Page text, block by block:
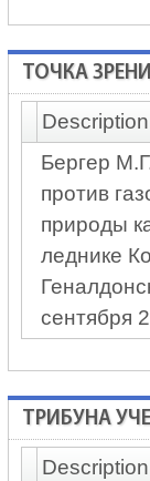
ТОЧКА
Description
Бергер
против
природы
леднике
сентября
ТРИБУНА
Description